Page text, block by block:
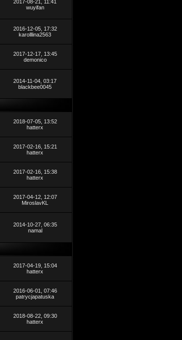
2017-08-21, 11:41
wuyifan
2016-12-05, 17:32
karolllina2563
2017-12-17, 13:45
demonico
2014-11-04, 03:17
blackbee0045
2018-07-05, 13:52
hatterx
2017-02-16, 15:21
hatterx
2017-02-16, 15:38
hatterx
2017-04-12, 12:07
MiroslavKL
2014-10-27, 06:35
namal
2017-04-19, 15:04
hatterx
2016-06-01, 07:46
patrycjapatuska
2018-08-22, 09:30
hatterx